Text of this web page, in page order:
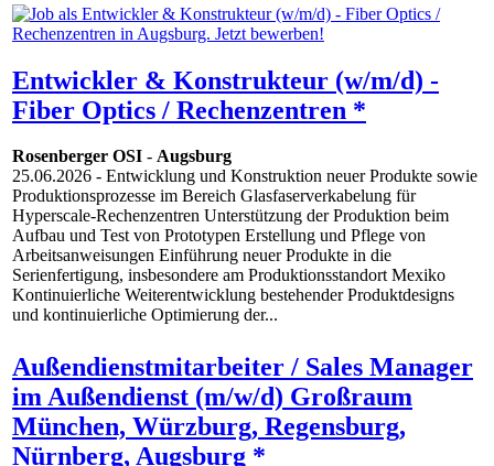
Entwickler & Konstrukteur (w/m/d) -
Fiber Optics / Rechenzentren *
Rosenberger OSI - Augsburg
25.06.2026 - Entwicklung und Konstruktion neuer Produkte sowie
Produktionsprozesse im Bereich Glasfaserverkabelung für
Hyperscale-Rechenzentren Unterstützung der Produktion beim
Aufbau und Test von Prototypen Erstellung und Pflege von
Arbeitsanweisungen Einführung neuer Produkte in die
Serienfertigung, insbesondere am Produktionsstandort Mexiko
Kontinuierliche Weiterentwicklung bestehender Produktdesigns
und kontinuierliche Optimierung der...
Außendienstmitarbeiter / Sales Manager
im Außendienst (m/w/d) Großraum
München, Würzburg, Regensburg,
Nürnberg, Augsburg *